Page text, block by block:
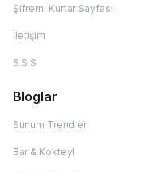
Şifremi Kurtar Sayfası
İletişim
S.S.S
Bloglar
Sunum Trendleri
Bar & Kokteyl